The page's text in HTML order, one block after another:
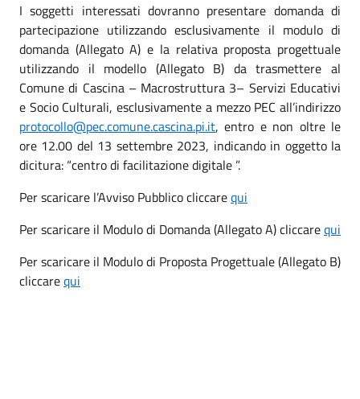
I soggetti interessati dovranno presentare domanda di
partecipazione utilizzando esclusivamente il modulo di
domanda (Allegato A) e la relativa proposta progettuale
utilizzando il modello (Allegato B) da trasmettere al
Comune di Cascina – Macrostruttura 3– Servizi Educativi
e Socio Culturali, esclusivamente a mezzo PEC all’indirizzo
protocollo@pec.comune.cascina.pi.it, entro e non oltre le
ore 12.00 del 13 settembre 2023, indicando in oggetto la
dicitura: “centro di facilitazione digitale ”.
Per scaricare l’Avviso Pubblico cliccarequi
Per scaricare il Modulo di Domanda (Allegato A) cliccarequi
Per scaricare il Modulo di Proposta Progettuale (Allegato B)
cliccarequi